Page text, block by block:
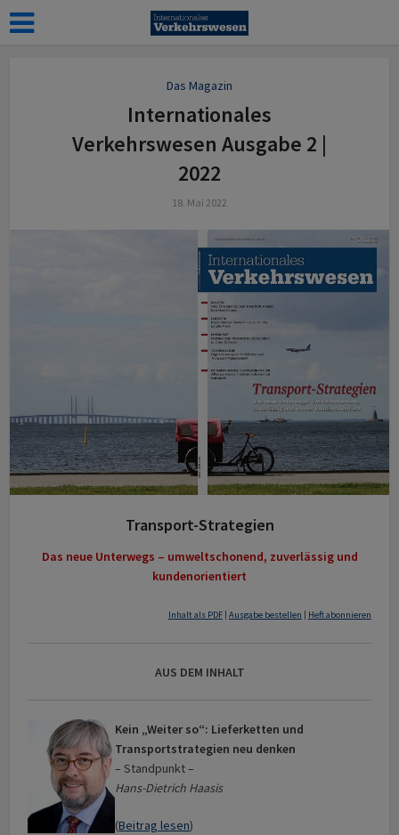
Das Magazin
Internationales
Verkehrswesen Ausgabe 2 |
2022
18. Mai 2022
Transport-Strategien
Das neue Unterwegs – umweltschonend, zuverlässig und
kundenorientiert
Inhalt als PDF| Ausgabe bestellen Heft abonnieren
AUS DEM INHALT
Kein „Weiter so“: Lieferketten und
Transportstrategien neu denken
– Standpunkt –
Hans-Dietrich Haasis
(Beitrag lesen)